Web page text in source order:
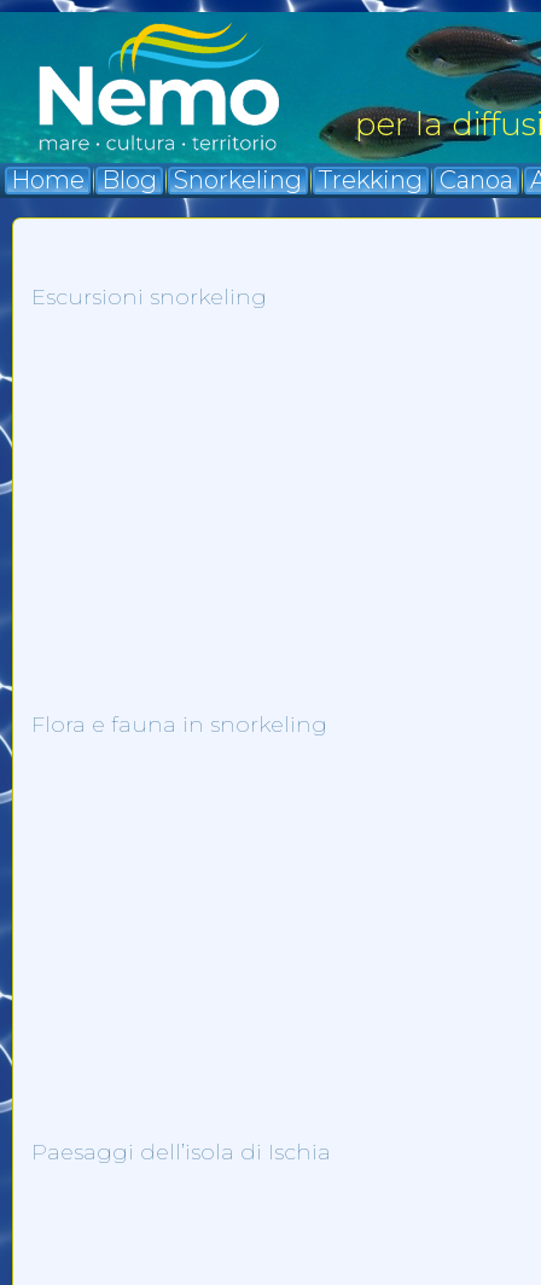
per la
Home Blog Snorkeling Trekking Canoa
Escursioni snorkeling
Flora e fauna in snorkeling
Paesaggi dell’isola di Ischia